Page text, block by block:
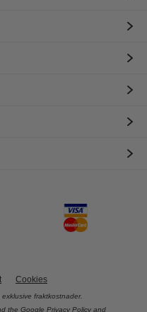
Cookies
fraktkostnader.
the Google Privacy Policy and